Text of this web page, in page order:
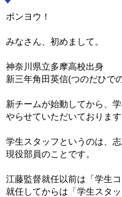
ポンヨウ！
みなさん、初めまして。
神奈川県立多摩高校出身
新三年角田英信(つのだひで
新チームが始動してから、
やらせていただいておりま
学生スタッフというのは、
現役部員のことです。
江藤監督就任以前は「学生
就任してからは「学生スタ